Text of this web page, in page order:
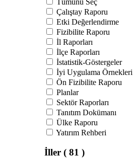
Tümünü Seç
Çalıştay Raporu
Etki Değerlendirme
Fizibilite Raporu
İl Raporları
İlçe Raporları
İstatistik-Göstergeler
İyi Uygulama Örnekleri
Ön Fizibilite Raporu
Planlar
Sektör Raporları
Tanıtım Dokümanı
Ülke Raporu
Yatırım Rehberi
İller ( 81 )